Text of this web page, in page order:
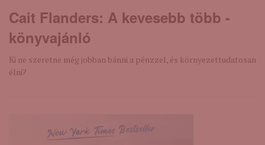
Cait Flanders: A ​kevesebb több -
könyvajánló
Ki ne szeretne még jobban bánni a pénzzel, és környezettudatosan
élni?